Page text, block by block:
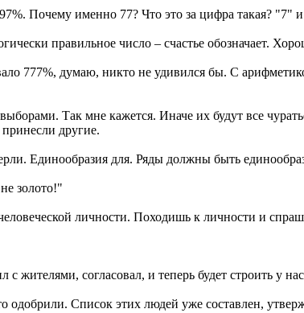
Почему именно 77? Что это за цифра такая? "7"
правильное число – счастье обозначает.
777%, думаю, никто не удивился бы. С
Так мне кажется. Иначе их будут все
другие.
Единообразия для. Ряды должны быть
золото!"
личности. Походишь к личности и
жителями, согласовал, и теперь будет строить у
одобрили. Список этих людей уже составлен,